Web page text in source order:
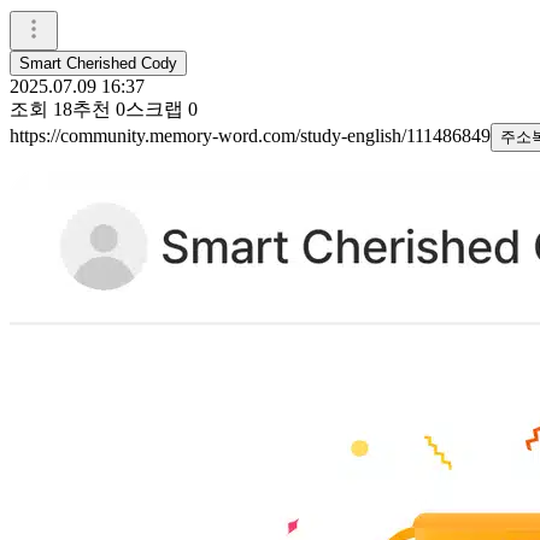
Smart Cherished Cody
2025.07.09 16:37
조회 18추천 0스크랩 0
https://community.memory-word.com/study-english/111486849 주소